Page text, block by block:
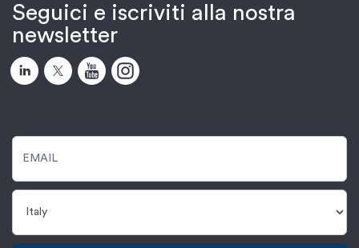
Seguici e iscriviti alla nostra
newsletter